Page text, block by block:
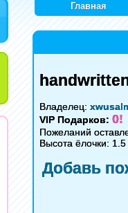
Главная
Владелец:
VIP Подарков: 0!
Пожеланий
Высота ёлочки:
Добавь